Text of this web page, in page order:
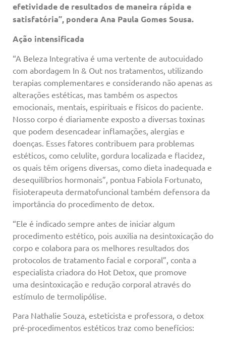
efetividade de resultados de maneira rápida e
satisfatória”, pondera Ana Paula Gomes Sousa.
Ação intensificada
“A Beleza Integrativa é uma vertente de autocuidado
com abordagem In & Out nos tratamentos, utilizando
terapias complementares e considerando não apenas as
alterações estéticas, mas também os aspectos
emocionais, mentais, espirituais e físicos do paciente.
Nosso corpo é diariamente exposto a diversas toxinas
que podem desencadear inflamações, alergias e
doenças. Esses fatores contribuem para problemas
estéticos, como celulite, gordura localizada e flacidez,
os quais têm origens diversas, como dieta inadequada e
desequilíbrios hormonais”, pontua Fabiola Fortunato,
fisioterapeuta dermatofuncional também defensora da
importância do procedimento de detox.
“Ele é indicado sempre antes de iniciar algum
procedimento estético, pois auxilia na desintoxicação do
corpo e colabora para os melhores resultados dos
protocolos de tratamento facial e corporal”, conta a
especialista criadora do Hot Detox, que promove
uma desintoxicação e redução corporal através do
estímulo de termolipólise.
Para Nathalie Souza, esteticista e professora, o detox
pré-procedimentos estéticos traz como benefícios: